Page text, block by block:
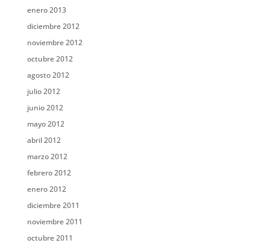
enero 2013
diciembre 2012
noviembre 2012
octubre 2012
agosto 2012
julio 2012
junio 2012
mayo 2012
abril 2012
marzo 2012
febrero 2012
enero 2012
diciembre 2011
noviembre 2011
octubre 2011